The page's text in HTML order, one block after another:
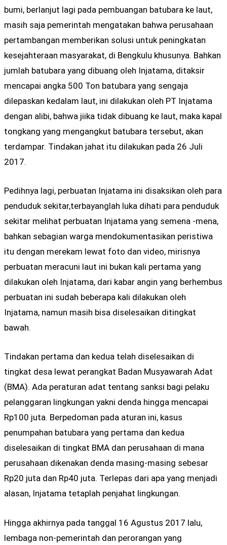
bumi, berlanjut lagi pada pembuangan batubara ke laut,
masih saja pemerintah mengatakan bahwa perusahaan
pertambangan memberikan solusi untuk peningkatan
kesejahteraan masyarakat, di Bengkulu khusunya. Bahkan
jumlah batubara yang dibuang oleh Injatama, ditaksir
mencapai angka 500 Ton batubara yang sengaja
dilepaskan kedalam laut, ini dilakukan oleh PT Injatama
dengan alibi, bahwa jiika tidak dibuang ke laut, maka kapal
tongkang yang mengangkut batubara tersebut, akan
terdampar. Tindakan jahat itu dilakukan pada 26 Juli
2017.
Pedihnya lagi, perbuatan Injatama ini disaksikan oleh para
penduduk sekitar,terbayanglah luka dihati para penduduk
sekitar melihat perbuatan Injatama yang semena -mena,
bahkan sebagian warga mendokumentasikan peristiwa
itu dengan merekam lewat foto dan video, mirisnya
perbuatan meracuni laut ini bukan kali pertama yang
dilakukan oleh Injatama, dari kabar angin yang berhembus
perbuatan ini sudah beberapa kali dilakukan oleh
Injatama, namun masih bisa diselesaikan ditingkat
bawah.
Tindakan pertama dan kedua telah diselesaikan di
tingkat desa lewat perangkat Badan Musyawarah Adat
(BMA). Ada peraturan adat tentang sanksi bagi pelaku
pelanggaran lingkungan yakni denda hingga mencapai
Rp100 juta. Berpedoman pada aturan ini, kasus
penumpahan batubara yang pertama dan kedua
diselesaikan di tingkat BMA dan perusahaan di mana
perusahaan dikenakan denda masing-masing sebesar
Rp20 juta dan Rp40 juta. Terlepas dari apa yang menjadi
alasan, Injatama tetaplah penjahat lingkungan.
Hingga akhirnya pada tanggal 16 Agustus 2017 lalu,
lembaga non-pemerintah dan perorangan yang